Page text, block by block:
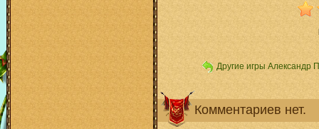
Другие игры Александр
Комментариев нет.